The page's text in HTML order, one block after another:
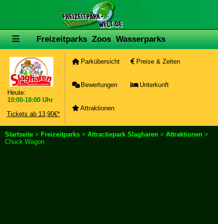
Freizeitparks Zoos Wasserparks
Heute:
10:00-18:00 Uhr
Tickets ab 13,90€*
Parkübersicht Preise & Zeiten
Bewertungen Unterkunft
Attraktionen
Startseite > Freizeitparks > Attractiepark Slagharen > Attraktionen >
Chuck Wagon